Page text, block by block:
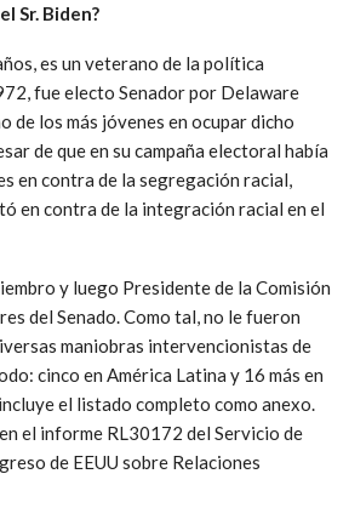
Sr. Biden?
es un veterano de la política
fue electo Senador por Delaware
de los más jóvenes en ocupar dicho
de que en su campaña electoral había
en contra de la segregación racial,
en contra de la integración racial en el
y luego Presidente de la Comisión
del Senado. Como tal, no le fueron
maniobras intervencionistas de
cinco en América Latina y 16 más en
el listado completo como anexo.
el informe RL30172 del Servicio de
de EEUU sobre Relaciones